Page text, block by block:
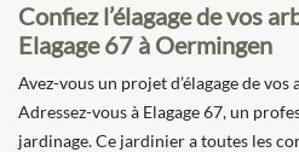
Confiez l’élagage de vos
Elagage 67 à Oermingen
Avez-vous un projet d’élagage de
Adressez-vous à Elagage 67, un
jardinage. Ce jardinier a toutes les